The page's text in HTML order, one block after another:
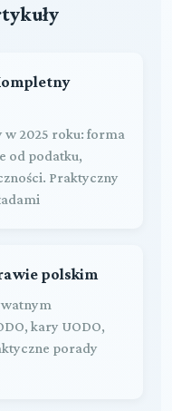
2025 roku: forma
od podatku,
Praktyczny
polskim
kary UODO,
porady